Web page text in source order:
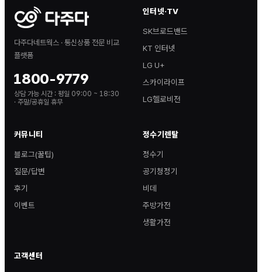
다주다네트웍스 · 통신상품 전문 비교
플랫폼
1800-9779
상담 가능 시간 : 평일 09:00 ~ 18:30
· 주말/공휴일 휴무
인터넷·TV
SK브로드밴드
KT 인터넷
LG U+
스카이라이프
LG헬로비전
커뮤니티
블로그(꿀팁)
질문/답변
후기
이벤트
정수기렌탈
정수기
공기청정기
비데
주방가전
생활가전
고객센터